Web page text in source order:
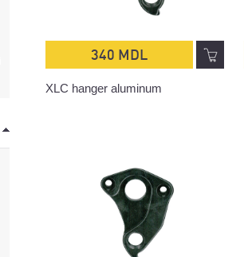
340 MDL
XLC hanger aluminum